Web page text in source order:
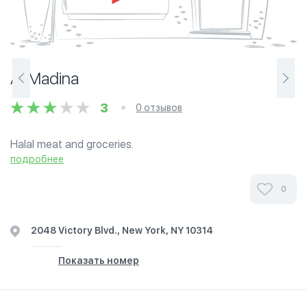
Al Madina
3 0 отзывов
Halal meat and groceries.
подробнее
0
2048 Victory Blvd., New York, NY 10314
Показать номер